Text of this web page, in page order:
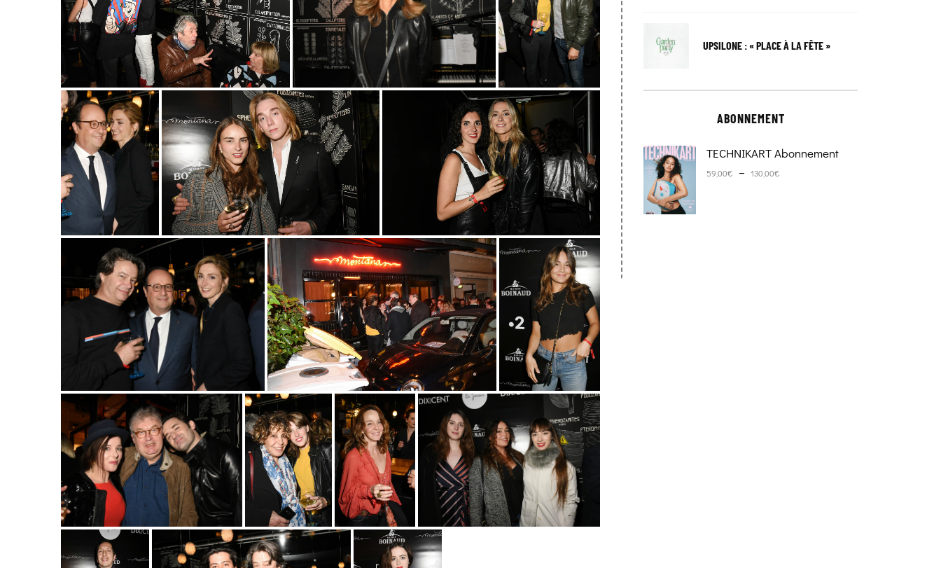
UPSILONE : « PLACE À LA FÊTE »
ABONNEMENT
TECHNIKART Abonnement
59,00€ – 130,00€